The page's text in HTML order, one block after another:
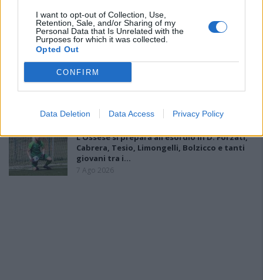
I want to opt-out of Collection, Use,
Retention, Sale, and/or Sharing of my
Personal Data that Is Unrelated with the
Purposes for which it was collected.
Opted Out
CONFIRM
Data Deletion Data Access Privacy Policy
Gran colpo dell'Ossese, per la difesa c'è l'ex
Torres Riccardo Idda
7 Ago 2026
Il Monastir 1983 si trasforma da Associazione
Sportiva in Srl
L'Ossese si prepara all'esordio in D: Forzati,
Cabrera, Tesio, Limongelli, Bolzicco e tanti
giovani tra i…
7 Ago 2026